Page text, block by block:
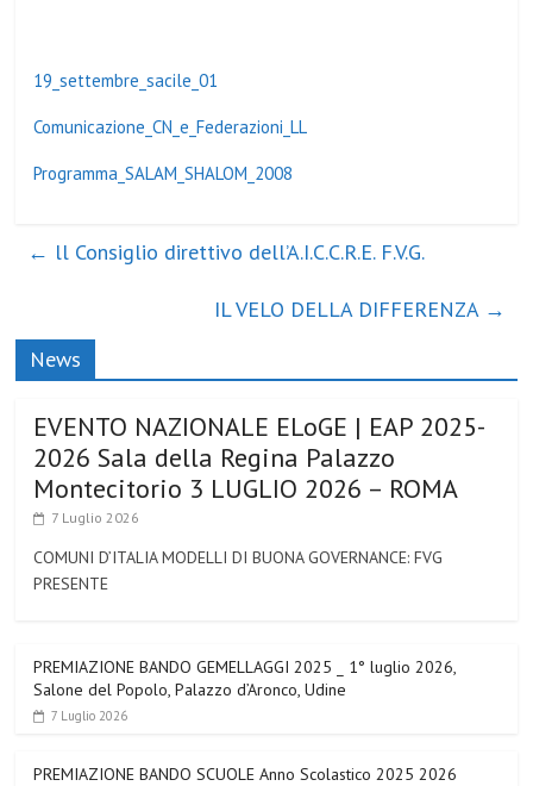
19_settembre_sacile_01
Comunicazione_CN_e_Federazioni_LL
Programma_SALAM_SHALOM_2008
← ll Consiglio direttivo dell’A.I.C.C.R.E. F.V.G.
IL VELO DELLA DIFFERENZA →
News
EVENTO NAZIONALE ELoGE | EAP 2025-
2026 Sala della Regina Palazzo
Montecitorio 3 LUGLIO 2026 – ROMA
7 Luglio 2026
COMUNI D’ITALIA MODELLI DI BUONA GOVERNANCE: FVG
PRESENTE
PREMIAZIONE BANDO GEMELLAGGI 2025 _ 1° luglio 2026,
Salone del Popolo, Palazzo d’Aronco, Udine
7 Luglio 2026
PREMIAZIONE BANDO SCUOLE Anno Scolastico 2025 2026